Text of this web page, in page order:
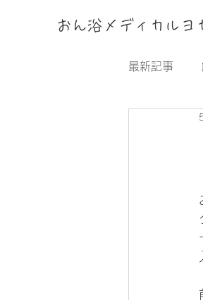
おん浴メディカルヨ
最新記事
サロン部